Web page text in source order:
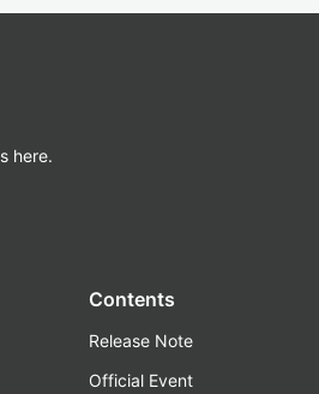
here.
Contents
Release Note
Official Event